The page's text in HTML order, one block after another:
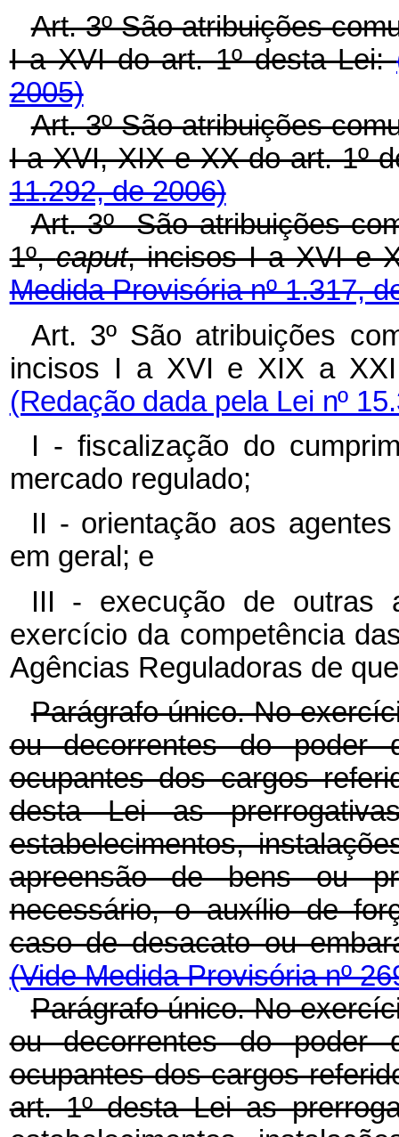
Art. 3º São atribuições
I a XVI do art. 1º desta Lei:
2005)
Art. 3º São atribuições
I a XVI, XIX e XX do art. 1º
11.292, de 2006)
Art. 3º São atribuições
1º,caput, incisos I a XVI
Medida Provisória nº 1.317,
Art. 3º São atribuições
incisos I a XVI e XIX a XXI
(Redação dada pela Lei nº
I - fiscalização do
mercado regulado;
II - orientação aos
em geral; e
III - execução de outras
exercício da competência
Agências Reguladoras de
Parágrafo único. No
ou decorrentes do poder
ocupantes dos cargos
desta Lei as
estabelecimentos,
apreensão de bens ou
necessário, o auxílio de
caso de desacato ou
(Vide Medida Provisória nº
Parágrafo único. No
ou decorrentes do poder
ocupantes dos cargos
art. 1º desta Lei as